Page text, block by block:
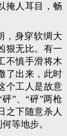
掩人耳目，畅
，身穿软绸大
狠无比。有一
不慎手滑将木
了出来，此时
个工人是故意
”、“砰”两枪
之下随意杀人
等地步。